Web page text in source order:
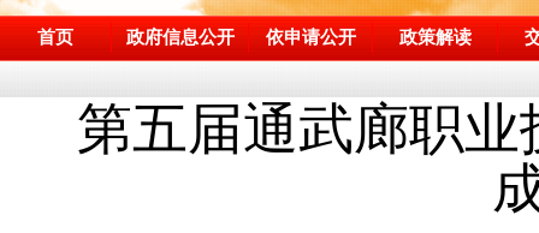
首页 政府信息公开 依申请公开 政策解读